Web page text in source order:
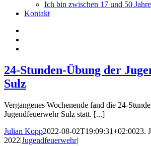
Ich bin zwischen 17 und 50 Jahre
Kontakt
24-Stunden-Übung der
Sulz
Vergangenes Wochenende fand die 24-
Jugendfeuerwehr Sulz statt. [...]
Julian Kopp2022-08-02T19:09:31+02:0023.
2022|Jugendfeuerwehr|